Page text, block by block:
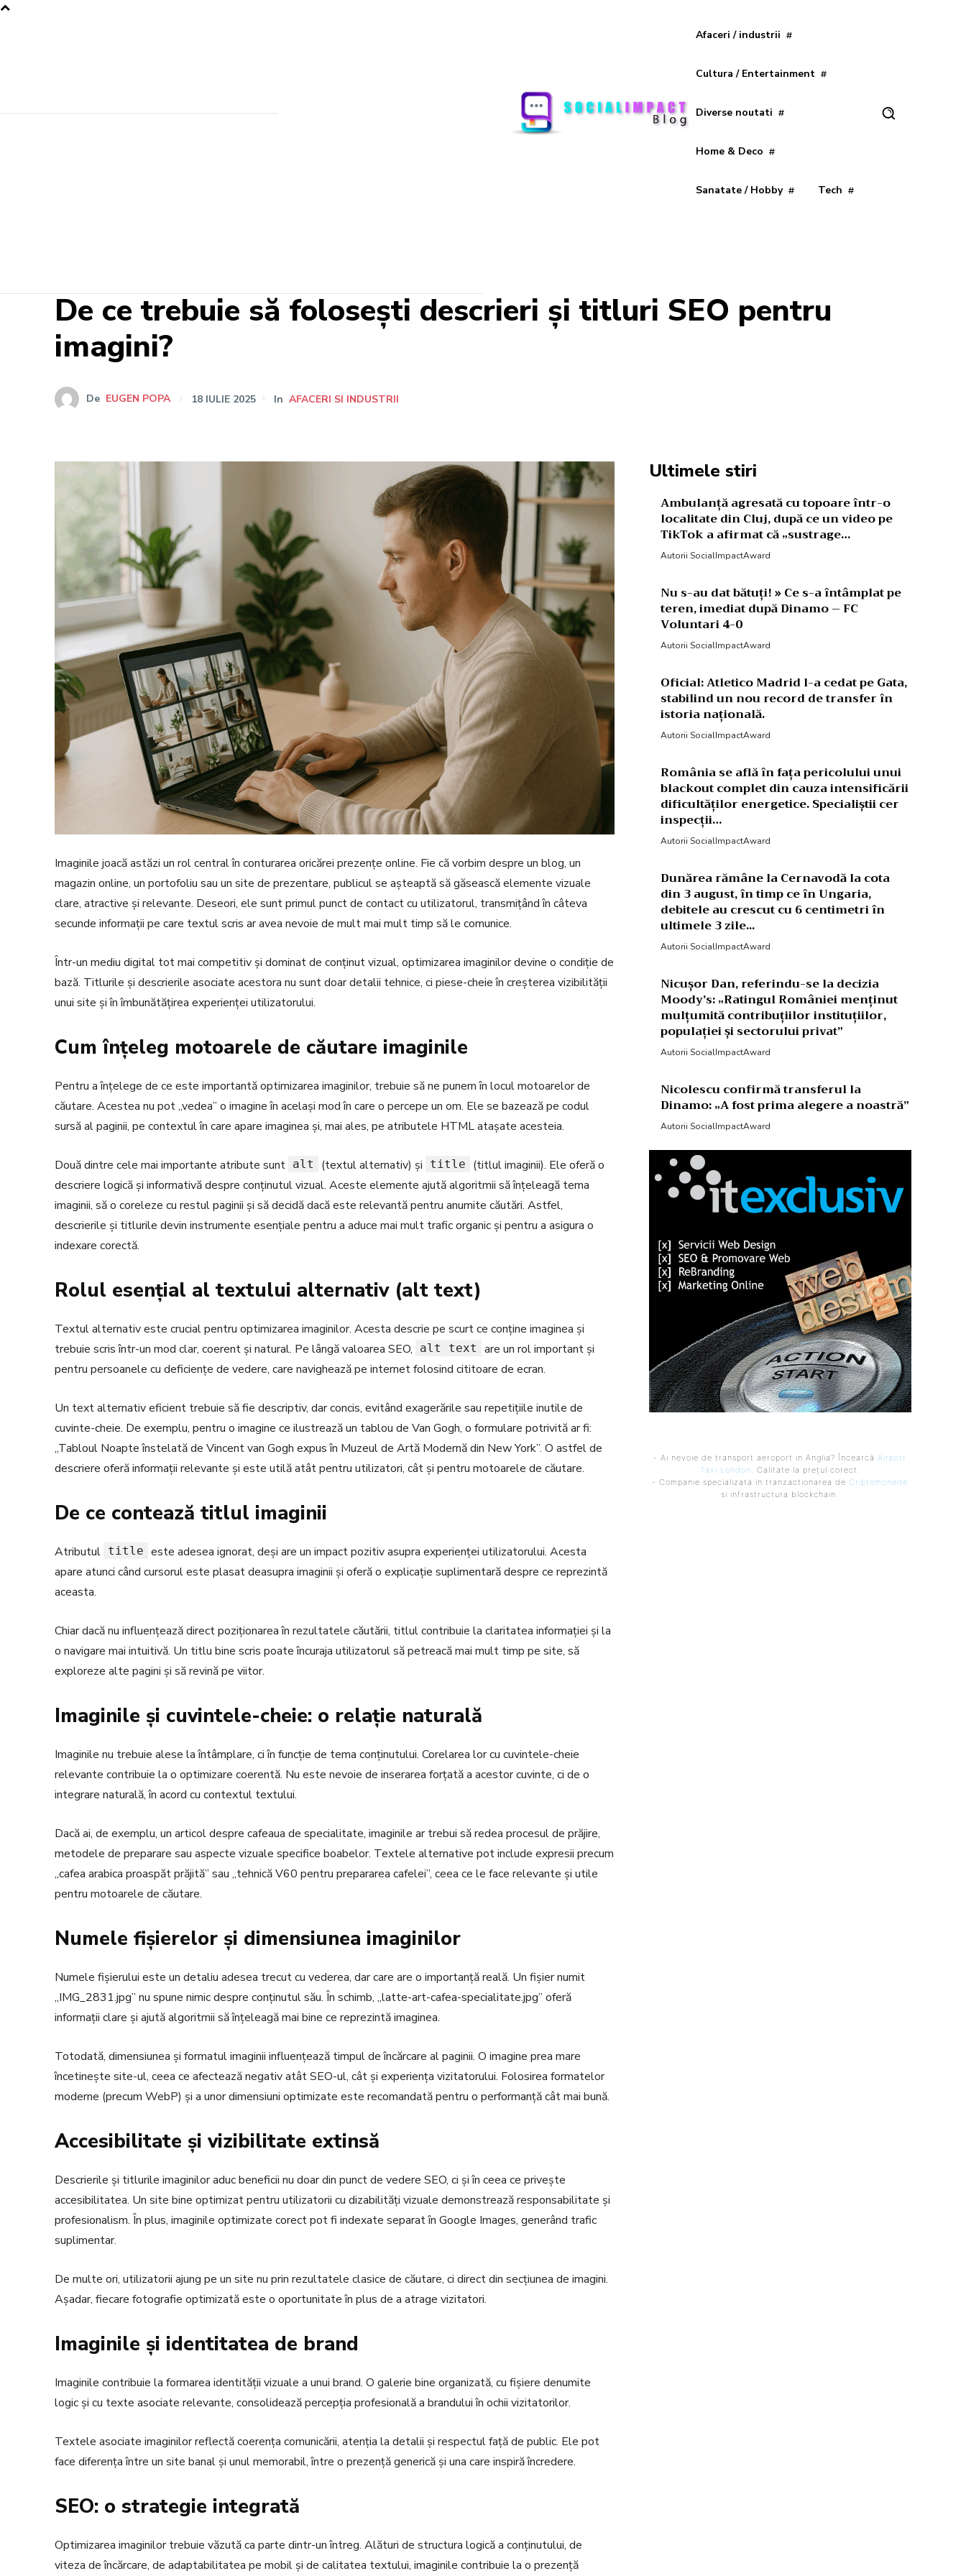
Afaceri / industrii
Cultura / Entertainment
Diverse noutati
Home & Deco
Sanatate / Hobby Tech
De ce trebuie să folosești descrieri și titluri SEO pentru
imagini?
De EUGEN POPA 18 IULIE 2025 In AFACERI SI INDUSTRII
Imaginile joacă astăzi un rol central în conturarea oricărei prezențe online. Fie că vorbim despre un blog, un
magazin online, un portofoliu sau un site de prezentare, publicul se așteaptă să găsească elemente vizuale
clare, atractive și relevante. Deseori, ele sunt primul punct de contact cu utilizatorul, transmițând în câteva
secunde informații pe care textul scris ar avea nevoie de mult mai mult timp să le comunice.
Într-un mediu digital tot mai competitiv și dominat de conținut vizual, optimizarea imaginilor devine o condiție de
bază. Titlurile și descrierile asociate acestora nu sunt doar detalii tehnice, ci piese-cheie în creșterea vizibilității
unui site și în îmbunătățirea experienței utilizatorului.
Cum înțeleg motoarele de căutare imaginile
Pentru a înțelege de ce este importantă optimizarea imaginilor, trebuie să ne punem în locul motoarelor de
căutare. Acestea nu pot „vedea” o imagine în același mod în care o percepe un om. Ele se bazează pe codul
sursă al paginii, pe contextul în care apare imaginea și, mai ales, pe atributele HTML atașate acesteia.
Două dintre cele mai importante atribute sunt alt (textul alternativ) și title
(titlul imaginii). Ele oferă o
descriere logică și informativă despre conținutul vizual. Aceste elemente ajută algoritmii să înțeleagă tema
imaginii, să o coreleze cu restul paginii și să decidă dacă este relevantă pentru anumite căutări. Astfel,
descrierile și titlurile devin instrumente esențiale pentru a aduce mai mult trafic organic și pentru a asigura o
indexare corectă.
Rolul esențial al textului alternativ (alt text)
Textul alternativ este crucial pentru optimizarea imaginilor. Acesta descrie pe scurt ce conține imaginea și
trebuie scris într-un mod clar, coerent și natural. Pe lângă valoarea SEO,
alt text
are un rol important și
pentru persoanele cu deficiențe de vedere, care navighează pe internet folosind cititoare de ecran.
Un text alternativ eficient trebuie să fie descriptiv, dar concis, evitând exagerările sau repetițiile inutile de
cuvinte-cheie. De exemplu, pentru o imagine ce ilustrează un tablou de Van Gogh, o formulare potrivită ar fi:
„Tabloul Noapte înstelată de Vincent van Gogh expus în Muzeul de Artă Modernă din New York”. O astfel de
descriere oferă informații relevante și este utilă atât pentru utilizatori, cât și pentru motoarele de căutare.
De ce contează titlul imaginii
Atributul title este adesea ignorat, deși are un impact pozitiv asupra experienței utilizatorului. Acesta
apare atunci când cursorul este plasat deasupra imaginii și oferă o explicație suplimentară despre ce reprezintă
aceasta.
Chiar dacă nu influențează direct poziționarea în rezultatele căutării, titlul contribuie la claritatea informației și la
o navigare mai intuitivă. Un titlu bine scris poate încuraja utilizatorul să petreacă mai mult timp pe site, să
exploreze alte pagini și să revină pe viitor.
Imaginile și cuvintele-cheie: o relație naturală
Imaginile nu trebuie alese la întâmplare, ci în funcție de tema conținutului. Corelarea lor cu cuvintele-cheie
relevante contribuie la o optimizare coerentă. Nu este nevoie de inserarea forțată a acestor cuvinte, ci de o
integrare naturală, în acord cu contextul textului.
Dacă ai, de exemplu, un articol despre cafeaua de specialitate, imaginile ar trebui să redea procesul de prăjire,
metodele de preparare sau aspecte vizuale specifice boabelor. Textele alternative pot include expresii precum
„cafea arabica proaspăt prăjită” sau „tehnică V60 pentru prepararea cafelei”, ceea ce le face relevante și utile
pentru motoarele de căutare.
Numele fișierelor și dimensiunea imaginilor
Numele fișierului este un detaliu adesea trecut cu vederea, dar care are o importanță reală. Un fișier numit
„IMG_2831.jpg” nu spune nimic despre conținutul său. În schimb, „latte-art-cafea-specialitate.jpg” oferă
informații clare și ajută algoritmii să înțeleagă mai bine ce reprezintă imaginea.
Totodată, dimensiunea și formatul imaginii influențează timpul de încărcare al paginii. O imagine prea mare
încetinește site-ul, ceea ce afectează negativ atât SEO-ul, cât și experiența vizitatorului. Folosirea formatelor
moderne (precum WebP) și a unor dimensiuni optimizate este recomandată pentru o performanță cât mai bună.
Accesibilitate și vizibilitate extinsă
Descrierile și titlurile imaginilor aduc beneficii nu doar din punct de vedere SEO, ci și în ceea ce privește
accesibilitatea. Un site bine optimizat pentru utilizatorii cu dizabilități vizuale demonstrează responsabilitate și
profesionalism. În plus, imaginile optimizate corect pot fi indexate separat în Google Images, generând trafic
suplimentar.
De multe ori, utilizatorii ajung pe un site nu prin rezultatele clasice de căutare, ci direct din secțiunea de imagini.
Așadar, fiecare fotografie optimizată este o oportunitate în plus de a atrage vizitatori.
Imaginile și identitatea de brand
Imaginile contribuie la formarea identității vizuale a unui brand. O galerie bine organizată, cu fișiere denumite
logic și cu texte asociate relevante, consolidează percepția profesională a brandului în ochii vizitatorilor.
Textele asociate imaginilor reflectă coerența comunicării, atenția la detalii și respectul față de public. Ele pot
face diferența între un site banal și unul memorabil, între o prezență generică și una care inspiră încredere.
SEO: o strategie integrată
Optimizarea imaginilor trebuie văzută ca parte dintr-un întreg. Alături de structura logică a conținutului, de
viteza de încărcare, de adaptabilitatea pe mobil și de calitatea textului, imaginile contribuie la o prezență
Ultimele stiri
Ambulanță agresată cu topoare într-o
localitate din Cluj, după ce un video pe
TikTok a afirmat că „sustrage…
Autorii SocialImpactAward
Nu s-au dat bătuți! » Ce s-a întâmplat pe
teren, imediat după Dinamo – FC
Voluntari 4-0
Autorii SocialImpactAward
Oficial: Atletico Madrid l-a cedat pe Gata,
stabilind un nou record de transfer în
istoria națională.
Autorii SocialImpactAward
România se află în fața pericolului unui
blackout complet din cauza intensificării
dificultăților energetice. Specialiștii cer
inspecții…
Autorii SocialImpactAward
Dunărea rămâne la Cernavodă la cota
din 3 august, în timp ce în Ungaria,
debitele au crescut cu 6 centimetri în
ultimele 3 zile...
Autorii SocialImpactAward
Nicușor Dan, referindu-se la decizia
Moody’s: „Ratingul României menținut
mulțumită contribuțiilor instituțiilor,
populației și sectorului privat”
Autorii SocialImpactAward
Nicolescu confirmă transferul la
Dinamo: „A fost prima alegere a noastră”
Autorii SocialImpactAward
- Ai nevoie de transport aeroport in Anglia? ÎncearcăAirport
Taxi London. Calitate la prețul corect.
- Companie specializata in tranzactionarea deCriptomonede
si infrastructura blockchain.